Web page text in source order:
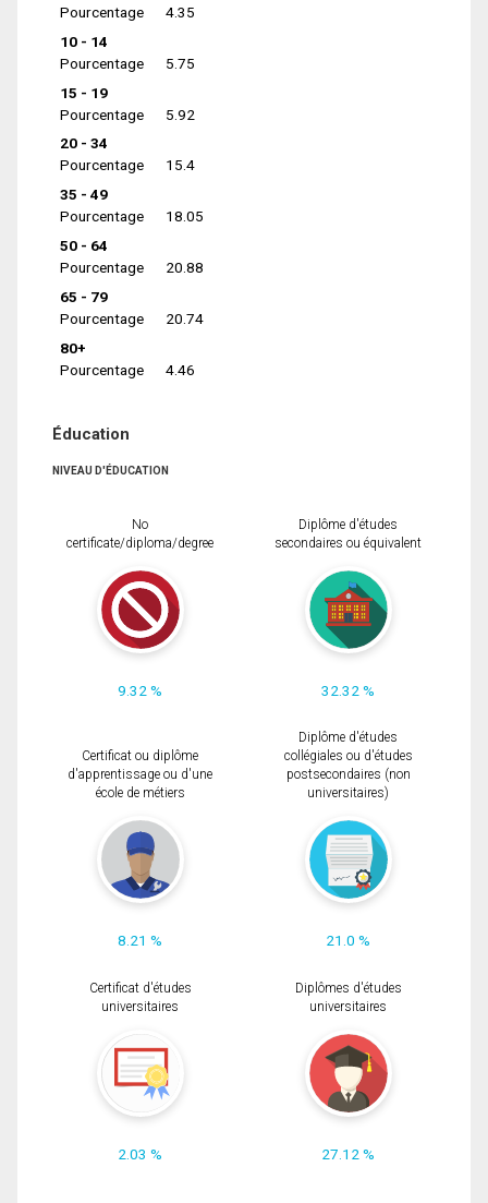
Pourcentage
4.35
10 - 14
Pourcentage
5.75
15 - 19
Pourcentage
5.92
20 - 34
Pourcentage
15.4
35 - 49
Pourcentage
18.05
50 - 64
Pourcentage
20.88
65 - 79
Pourcentage
20.74
80+
Pourcentage
4.46
Éducation
NIVEAU D'ÉDUCATION
No
certificate/diploma/degree
9.32 %
Diplôme d'études
secondaires ou équivalent
32.32 %
Certificat ou diplôme
d'apprentissage ou d'une
école de métiers
8.21 %
Diplôme d'études
collégiales ou d'études
postsecondaires (non
universitaires)
21.0 %
Certificat d'études
universitaires
2.03 %
Diplômes d'études
universitaires
27.12 %